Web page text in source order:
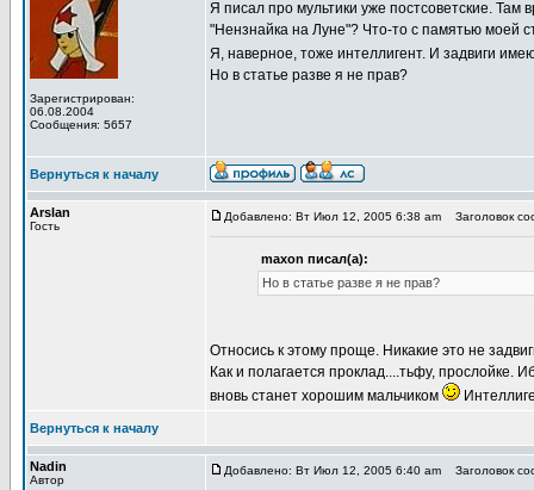
Зарегистрирован:
06.08.2004
Сообщения: 5657
Я писал про мультики уже постсоветские.
"Нензнайка на Луне"? Что-то с памятью моей
Я, наверное, тоже интеллигент. И задвиги
Но в статье разве я не прав?
Вернуться к началу
Arslan
Гость
Добавлено: Вт Июл 12, 2005 6:38 am Заголовок
maxon писал(а):
Но в статье разве я не прав?
Относись к этому проще. Никакие это не
Как и полагается проклад....тьфу,
вновь станет хорошим мальчиком
Вернуться к началу
Nadin
Автор
Добавлено: Вт Июл 12, 2005 6:40 am Заголовок